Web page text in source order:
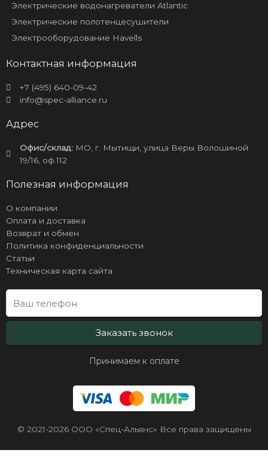
Электрические водонагреватели Atlantic
Электрические полотенцесушители
Электрооборудование Havells
Контактная информация
+7 (495) 640-09-42
info@spec-alliance.ru
Адрес
Офис/склад:МО, г. Мытищи, улица Веры Волошиной
19/16, оф.112
Полезная информация
О компании
Оплата и доставка
Возврат и обмен
Политика конфиденциальности
Статьи
Техническая карта сайта
Заказать звонок
Принимаем к оплате
© 2021-2026 ООО «Спец-Альянс» Все права защищены